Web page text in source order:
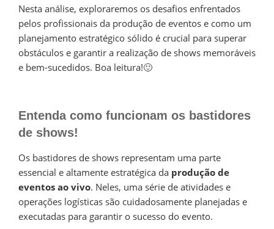
Nesta análise, exploraremos os desafios enfrentados
pelos profissionais da produção de eventos e como um
planejamento estratégico sólido é crucial para superar
obstáculos e garantir a realização de shows memoráveis
e bem-sucedidos. Boa leitura!🙂
Entenda como funcionam os bastidores
de shows!
Os bastidores de shows representam uma parte
essencial e altamente estratégica da produção de
eventos ao vivo. Neles, uma série de atividades e
operações logísticas são cuidadosamente planejadas e
executadas para garantir o sucesso do evento.